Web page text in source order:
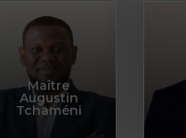
Maître
Augustin
Tchaméni